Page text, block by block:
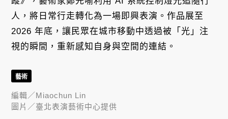
人，將日常行走轉化為一場即興表演。作品展至
2026 年底，讓民眾在城市移動中透過被「光」注
視的瞬間，重新感知自身與空間的連結。
藝術
編輯／Miaochun Lin
圖片／臺北表演藝術中心提供